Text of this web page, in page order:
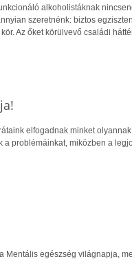
alkoholistáknak
szeretnénk: biztos
Az őket körülvevő családi
elfogadnak minket
a problémáinkat, miközben a
Mentális egészség világnapja,